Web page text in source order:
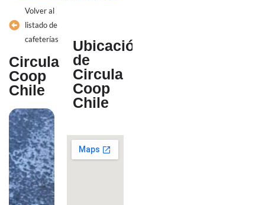
Volver al
listado de
cafeterías
Circula
Coop
Chile
Ubicación
de
Circula
Coop
Chile